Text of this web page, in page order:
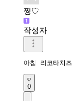
쩡♡
작성자
아침 리코타치
0